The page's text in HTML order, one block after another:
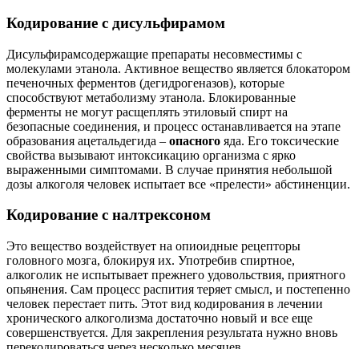
Кодирование с дисульфирамом
Дисульфирамсодержащие препараты несовместимы с
молекулами этанола. Активное вещество является блокатором
печеночных ферментов (дегидрогеназов), которые
способствуют метаболизму этанола. Блокированные
ферменты не могут расщеплять этиловый спирт на
безопасные соединения, и процесс останавливается на этапе
образования ацетальдегида – опасного яда. Его токсические
свойства вызывают интоксикацию организма с ярко
выраженными симптомами. В случае принятия небольшой
дозы алкоголя человек испытает все «прелести» абстиненции.
Кодирование с налтрексоном
Это вещество воздействует на опиоидные рецепторы
головного мозга, блокируя их. Употребив спиртное,
алкоголик не испытывает прежнего удовольствия, приятного
опьянения. Сам процесс распития теряет смысл, и постепенно
человек перестает пить. Этот вид кодирования в лечении
хронического алкоголизма достаточно новый и все еще
совершенствуется. Для закрепления результата нужно вновь